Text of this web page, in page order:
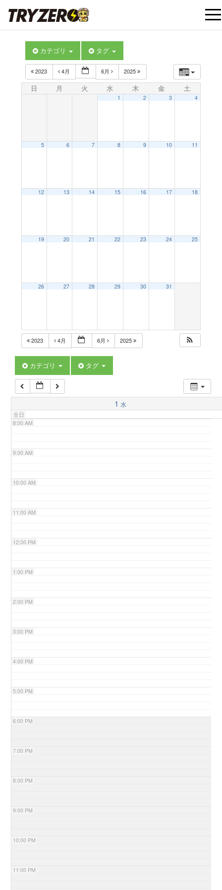
t
i
カテゴリ タグ
2023 4月 6月 2025
日 月 火 水 木 金 土
1 2 3 4
5 6 7 8 9 10 11
12 13 14 15 16 17 18
19 20 21 22 23 24 25
26 27 28 29 30 31
2023 4月 6月 2025
カテゴリ タグ
1 水
全日
5:00 AM
6:00 AM
7:00 AM
8:00 AM
9:00 AM
10:00 AM
11:00 AM
12:00 PM
1:00 PM
2:00 PM
3:00 PM
4:00 PM
5:00 PM
6:00 PM
7:00 PM
8:00 PM
9:00 PM
10:00 PM
11:00 PM